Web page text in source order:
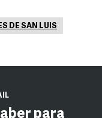
DE SAN LUIS
para